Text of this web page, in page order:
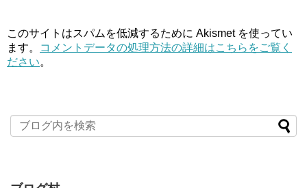
このサイトはスパムを低減するために Akismet を使ってい
ます。
コメントデータの処理方法の詳細はこちらをご覧く
ださい。